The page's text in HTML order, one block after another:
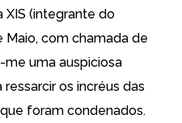
XIS (integrante do
Maio, com chamada de
me uma auspiciosa
os incréus das
foram condenados.